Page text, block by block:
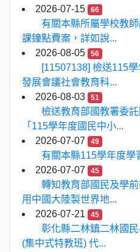
2026-07-15
66
有關本縣所屬學校教
課鐘點費案，詳如說...
2026-08-05
56
[11507138] 檢送115
發展會議社會教育科...
2026-08-03
51
檢送教育部國教署委
「115學年度國民中小...
2026-07-07
49
有關本縣115學年度學
2026-07-07
45
轉知教育部國民及學
用中國大陸製世界地...
2026-07-21
45
彰化縣二林鎮二林國
(集中式特教班) 代...